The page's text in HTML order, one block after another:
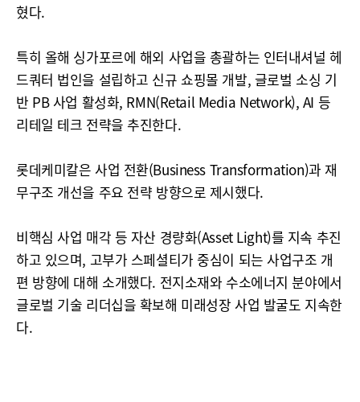
혔다.
특히 올해 싱가포르에 해외 사업을 총괄하는 인터내셔널 헤
드쿼터 법인을 설립하고 신규 쇼핑몰 개발, 글로벌 소싱 기
반 PB 사업 활성화, RMN(Retail Media Network), AI 등
리테일 테크 전략을 추진한다.
롯데케미칼은 사업 전환(Business Transformation)과 재
무구조 개선을 주요 전략 방향으로 제시했다.
비핵심 사업 매각 등 자산 경량화(Asset Light)를 지속 추진
하고 있으며, 고부가 스페셜티가 중심이 되는 사업구조 개
편 방향에 대해 소개했다. 전지소재와 수소에너지 분야에서
글로벌 기술 리더십을 확보해 미래성장 사업 발굴도 지속한
다.